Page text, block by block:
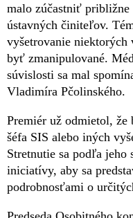
malo zúčastniť
ústavných činiteľov.
vyšetrovanie
byť zmanipulované.
súvislosti sa mal
Vladimíra Pčolinského.
Premiér už odmietol, že
šéfa SIS alebo iných
Stretnutie sa podľa
iniciatívy, aby sa
podrobnosťami o